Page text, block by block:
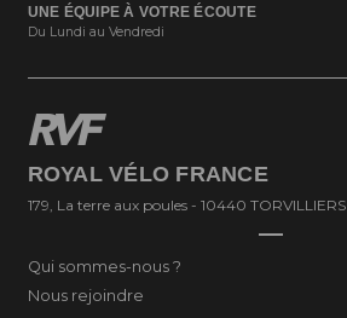
UNE ÉQUIPE À VOTRE ÉCOUTE
Du Lundi au Vendredi
ROYAL VÉLO FRANCE
179, La terre aux poules - 10440 TORVILLIERS
Qui sommes-nous ?
Nous rejoindre